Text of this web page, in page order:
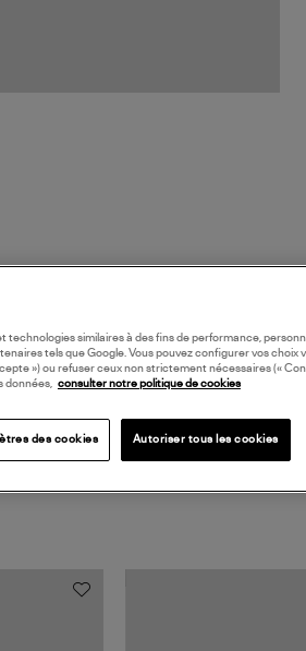
technologies similaires à des fins de performance,
tels que Google. Vous pouvez configurer vos choix
») ou refuser ceux non strictement nécessaires («
données, consulter notre politique de cookies
des cookies Autoriser tous les cookies